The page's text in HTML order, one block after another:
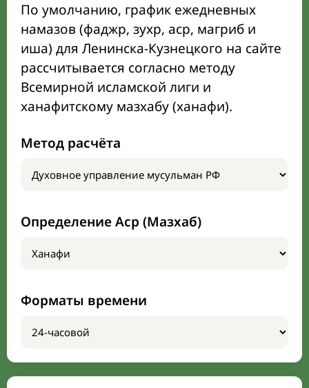
По умолчанию, график ежедневных
намазов (фаджр, зухр, аср, магриб и
иша) для Ленинска-Кузнецкого на сайте
рассчитывается согласно методу
Всемирной исламской лиги и
ханафитскому мазхабу (ханафи).
Метод расчёта
Определение Аср (Мазхаб)
Форматы времени